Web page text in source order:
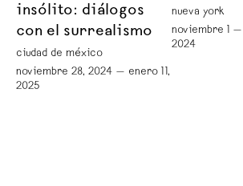
insólito: diálogos
con el surrealismo
ciudad de méxico
noviembre 28, 2024 — enero 11,
2025
nueva york
noviembre 1
2024